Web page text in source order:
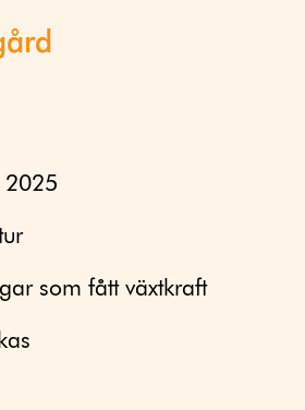
2025
som fått växtkraft